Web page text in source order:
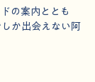
の案内ととも
か出会えない阿